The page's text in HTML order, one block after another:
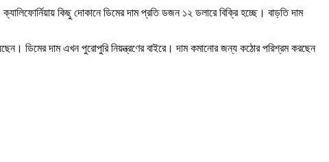
কিছু দোকানে ডিমের দাম প্রতি ডজন ১২ ডলারে বিক্রি হচ্ছে। বাড়তি দাম
ডিমের দাম এখন পুরোপুরি নিয়ন্ত্রণের বাইরে। দাম কমানোর জন্য কঠোর পরিশ্রম করছেন